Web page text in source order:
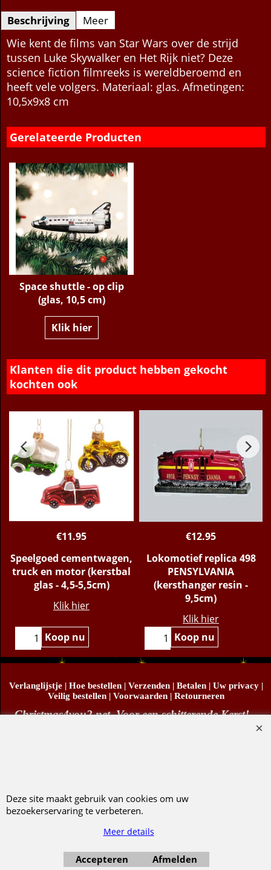
Beschrijving Meer
Wie kent de films van Star Wars over de strijd
tussen Luke Skywalker en Het Rijk niet? Deze
science fiction filmreeks is wereldberoemd en
heeft vele volgers. Materiaal: glas. Afmetingen:
10,5x9x8 cm
Gerelateerde Producten
Space shuttle - op clip
(glas, 10,5 cm)
Klik hier
Klanten die dit product hebben gekocht
kochten ook
€11.95
Speelgoed cementwagen,
truck en motor (kerstbal
glas - 4,5-5,5cm)
Klik hier
Koop nu
€12.95
Lokomotief replica 498
PENSYLVANIA
(kersthanger resin -
9,5cm)
Klik hier
Koop nu
Verlanglijstje | Hoe bestellen | Verzenden | Betalen | Uw privacy |
Veilig bestellen | Voorwaarden | Retourneren
Christmas4you2.net. Voor een schitterende Kerst!
Webwinkel gemaakt met ShopFactory webwinkel software.
Deze site maakt gebruik van cookies om uw
bezoekerservaring te verbeteren.
Meer details
Accepteren Afmelden